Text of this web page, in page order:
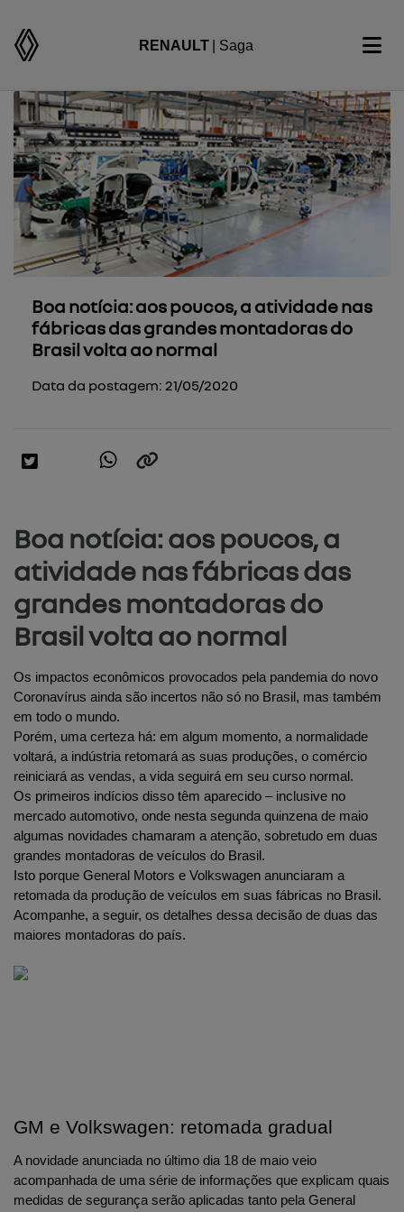
RENAULT | Saga
Boa notícia: aos poucos, a atividade nas
fábricas das grandes montadoras do
Brasil volta ao normal
Data da postagem: 21/05/2020
Boa notícia: aos poucos, a
atividade nas fábricas das
grandes montadoras do
Brasil volta ao normal
Os impactos econômicos provocados pela pandemia do novo
Coronavírus ainda são incertos não só no Brasil, mas também
em todo o mundo.
Porém, uma certeza há: em algum momento, a normalidade
voltará, a indústria retomará as suas produções, o comércio
reiniciará as vendas, a vida seguirá em seu curso normal.
Os primeiros indícios disso têm aparecido – inclusive no
mercado automotivo, onde nesta segunda quinzena de maio
algumas novidades chamaram a atenção, sobretudo em duas
grandes montadoras de veículos do Brasil.
Isto porque General Motors e Volkswagen anunciaram a
retomada da produção de veículos em suas fábricas no Brasil.
Acompanhe, a seguir, os detalhes dessa decisão de duas das
maiores montadoras do país.
GM e Volkswagen: retomada gradual
A novidade anunciada no último dia 18 de maio veio
acompanhada de uma série de informações que explicam quais
medidas de segurança serão aplicadas tanto pela General